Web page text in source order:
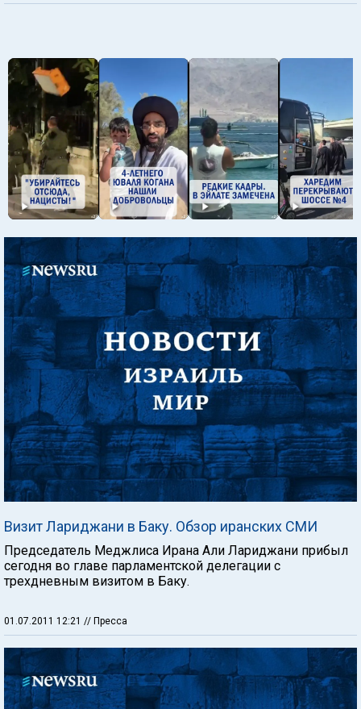
Визит Лариджани в Баку. Обзор иранских СМИ
Председатель Меджлиса Ирана Али Лариджани прибыл
сегодня во главе парламентской делегации с
трехдневным визитом в Баку.
01.07.2011 12:21 // Пресса